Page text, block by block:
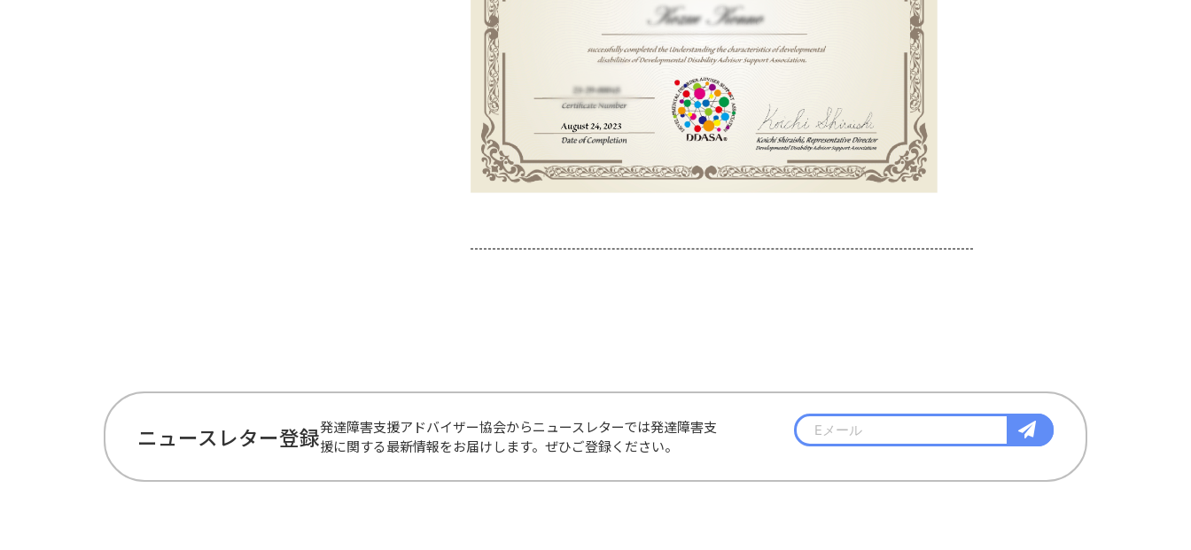
ニュースレター登録発達障害支援アドバイザー協会からニュースレターでは発達障害支
援に関する最新情報をお届けします。ぜひご登録ください。